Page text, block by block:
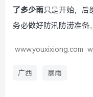
了多少雨只是开始，后
务必做好防汛防涝准备
www.youxixiong.com
广西 暴雨